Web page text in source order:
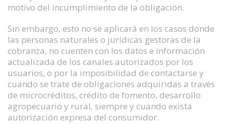
motivo del incumplimiento de la obligación.
Sin embargo, esto no se aplicará en los casos donde
las personas naturales o jurídicas gestoras de la
cobranza, no cuenten con los datos e información
actualizada de los canales autorizados por los
usuarios, o por la imposibilidad de contactarse y
cuando se trate de obligaciones adquiridas a través
de microcréditos, crédito de fomento, desarrollo
agropecuario y rural, siempre y cuando exista
autorización expresa del consumidor.